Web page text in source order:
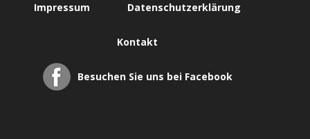
Impressum Datenschutzerklärung
Kontakt
Besuchen Sie uns bei Facebook